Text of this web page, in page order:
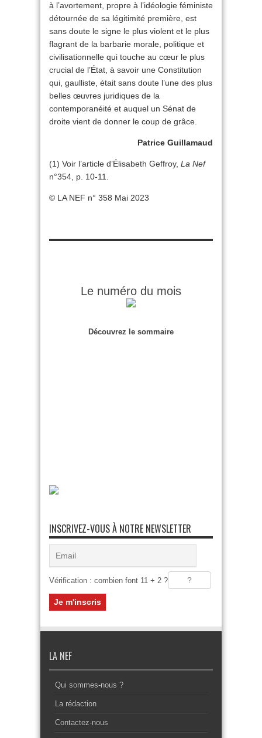
à l’avortement, propre à l’idéologie féministe
détournée de sa légitimité première, est
sans doute le signe le plus violent et le plus
flagrant de la barbarie morale, politique et
civilisationnelle qui touche au cœur le plus
crucial de l’État, à savoir une Constitution
qui, gaulliste, était sans doute l’une des plus
belles œuvres juridiques de la
contemporanéité et auquel un Sénat de
droite vient de donner le coup de grâce.
Patrice Guillamaud
(1) Voir l’article d’Élisabeth Geffroy, La Nef
n°354, p. 10-11.
© LA NEF n° 358 Mai 2023
Le numéro du mois
Découvrez le sommaire
INSCRIVEZ-VOUS À NOTRE NEWSLETTER
Vérification : combien font 11 + 2 ?
LA NEF
Qui sommes-nous ?
La rédaction
Contactez-nous